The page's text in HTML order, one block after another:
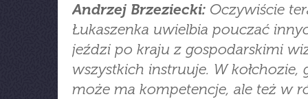
Andrzej Brzeziecki: Oczywiście
Łukaszenka uwielbia pouczać
jeździ po kraju z gospodarskimi
wszystkich instruuje. W kołchozie,
może ma kompetencje, ale też w